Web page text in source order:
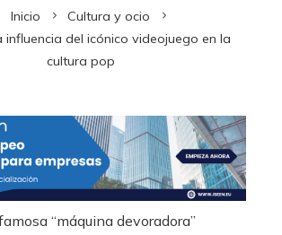
Inicio
Cultura y ocio
influencia del icónico videojuego en la
cultura pop
“máquina devoradora”